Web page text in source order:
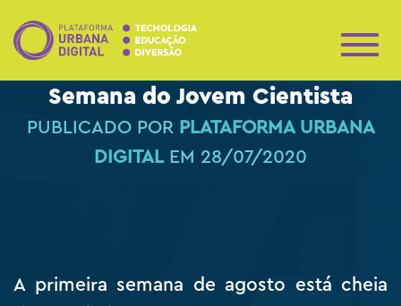
L
R
A
Semana do Jovem Cientista
PUBLICADO POR PLATAFORMA URBANA
DIGITALEM 28/07/2020
A primeira semana de agosto está cheia